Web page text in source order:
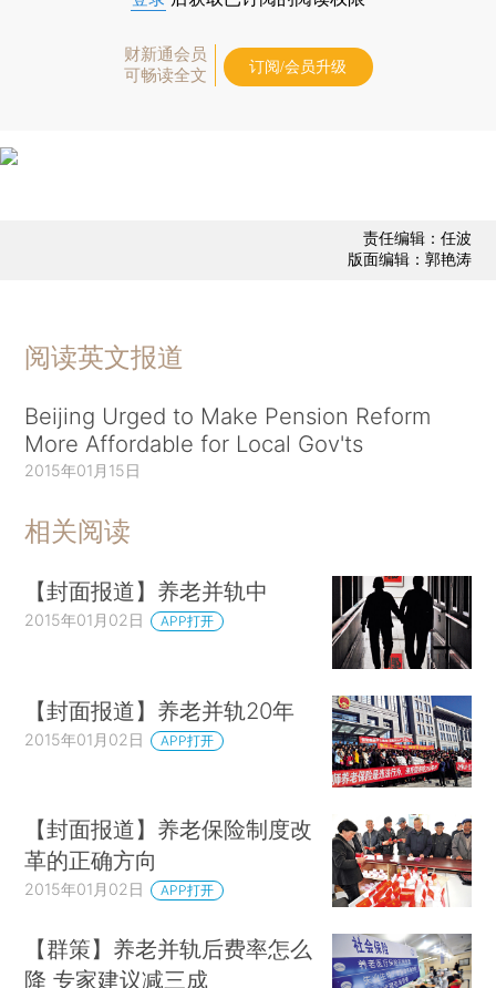
财新通会员
可畅读全文
订阅/会员升级
责任编辑：任波
版面编辑：郭艳涛
阅读英文报道
Beijing Urged to Make Pension Reform
More Affordable for Local Gov'ts
2015年01月15日
相关阅读
【封面报道】养老并轨中
2015年01月02日 APP打开
【封面报道】养老并轨20年
2015年01月02日 APP打开
【封面报道】养老保险制度改
革的正确方向
2015年01月02日 APP打开
【群策】养老并轨后费率怎么
降 专家建议减三成